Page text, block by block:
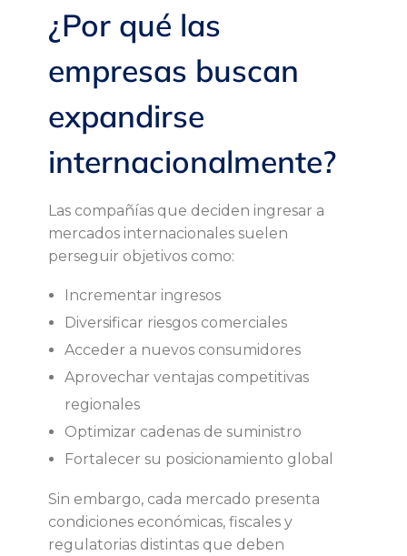
a
n
a
n
e
¿Por qué las
empresas buscan
expandirse
internacionalmente?
Las compañías que deciden ingresar a
mercados internacionales suelen
perseguir objetivos como:
Incrementar ingresos
Diversificar riesgos comerciales
Acceder a nuevos consumidores
Aprovechar ventajas competitivas
regionales
Optimizar cadenas de suministro
Fortalecer su posicionamiento global
Sin embargo, cada mercado presenta
condiciones económicas, fiscales y
regulatorias distintas que deben